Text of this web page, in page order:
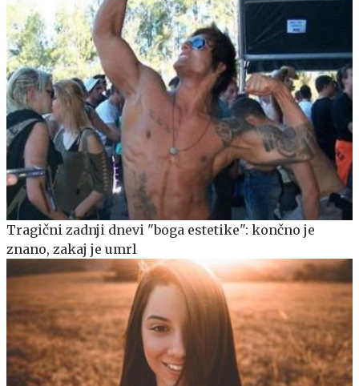
Tragični zadnji dnevi "boga estetike": končno je
znano, zakaj je umrl